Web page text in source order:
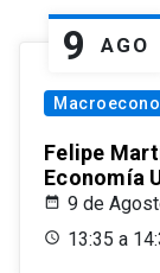
9 AGO
Felipe
Economía
9 de
13:35 a